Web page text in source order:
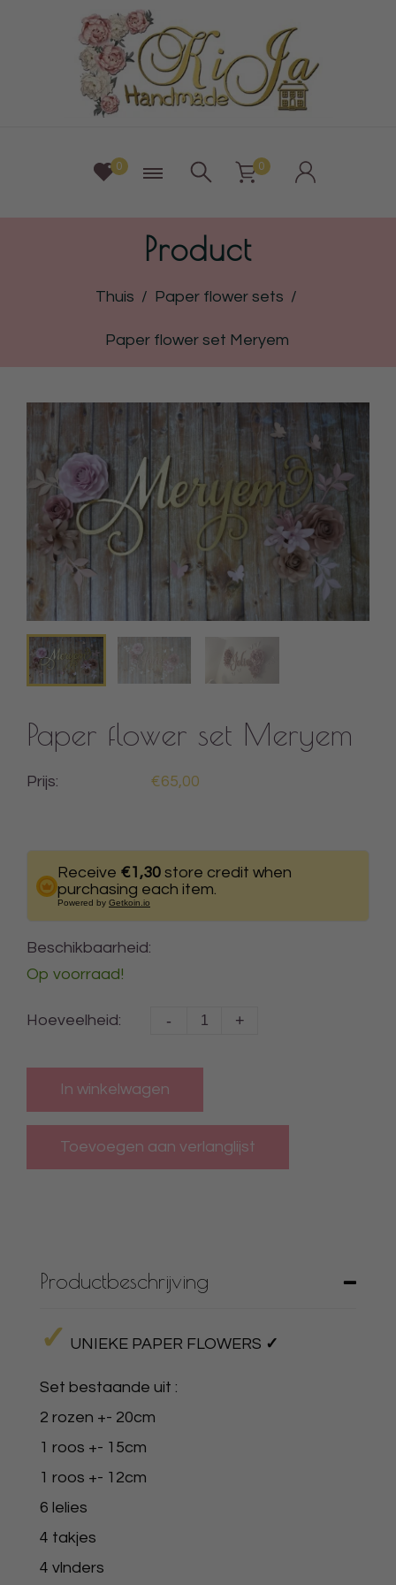
0 0
Product
Thuis / Paper flower sets /
Paper flower set Meryem
Paper flower set Meryem
Prijs: €65,00
Receive €1,30 store credit when
purchasing each item.
Powered by Getkoin.io
Beschikbaarheid:
Op voorraad!
Hoeveelheid: - +
In winkelwagen
Productbeschrijving
✓ UNIEKE PAPER FLOWERS ✓
Set bestaande uit :
2 rozen +- 20cm
1 roos +- 15cm
1 roos +- 12cm
6 lelies
4 takjes
4 vlnders